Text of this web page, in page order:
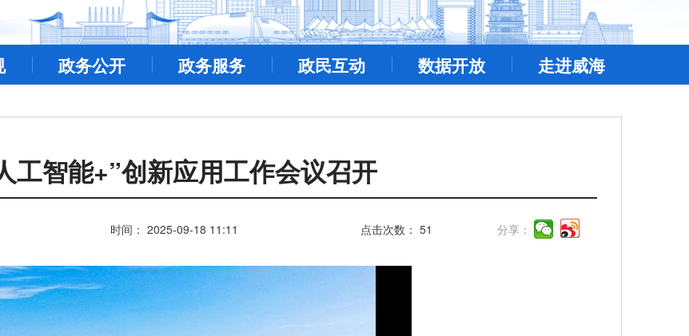
政务公开 政务服务 政民互动 数据开放 走进威海
工智能+”创新应用工作会议召开
时间： 2025-09-18 11:11 点击次数：51 分享：